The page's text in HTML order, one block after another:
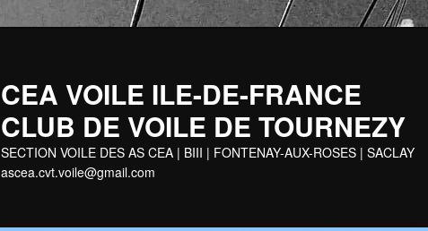
CEA VOILE ILE-DE-
CLUB DE VOILE DE TOURNEZY
SECTION VOILE DES AS CEA | BIII | FONTENAY-AUX-ROSES | SACLAY
ascea.cvt.voile@gmail.com